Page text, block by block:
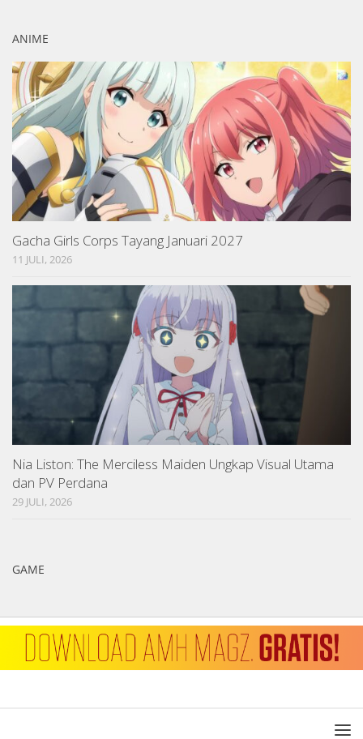
ANIME
Gacha Girls Corps Tayang Januari 2027
11 JULI, 2026
Nia Liston: The Merciless Maiden Ungkap Visual Utama
dan PV Perdana
29 JULI, 2026
GAME